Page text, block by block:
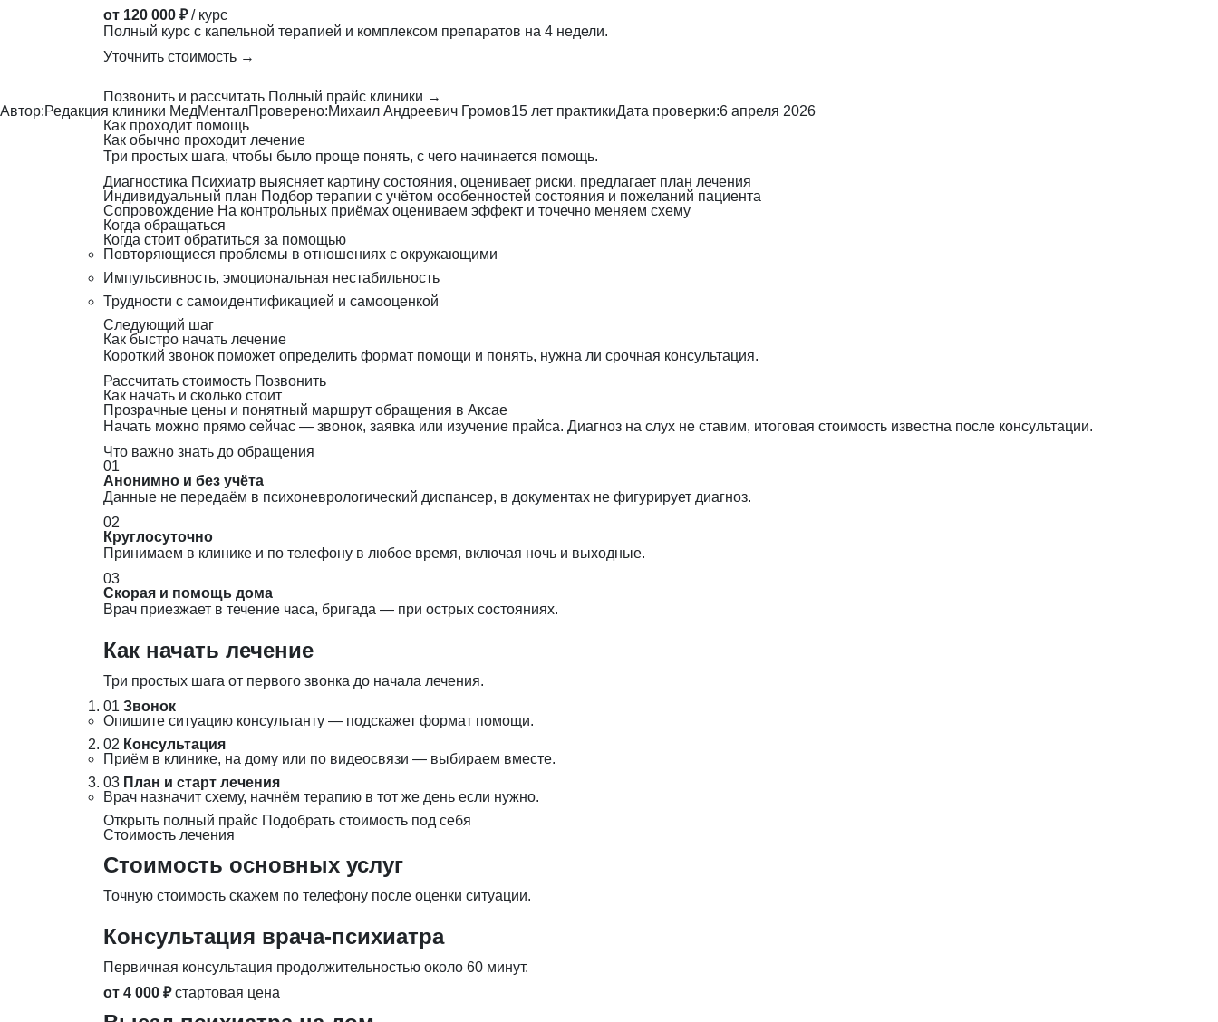
от 120 000 ₽ / курс
Полный курс с капельной терапией и комплексом препаратов на 4 недели.
Уточнить стоимость →
Позвонить и рассчитать Полный прайс клиники →
Автор:Редакция клиники МедМенталПроверено:Михаил Андреевич Громов15 лет практикиДата проверки:6 апреля 2026
Как проходит помощь
Как обычно проходит лечение
Три простых шага, чтобы было проще понять, с чего начинается помощь.
Диагностика Психиатр выясняет картину состояния, оценивает риски, предлагает план лечения
Индивидуальный план Подбор терапии с учётом особенностей состояния и пожеланий пациента
Сопровождение На контрольных приёмах оцениваем эффект и точечно меняем схему
Когда обращаться
Когда стоит обратиться за помощью
Повторяющиеся проблемы в отношениях с окружающими
Импульсивность, эмоциональная нестабильность
Трудности с самоидентификацией и самооценкой
Следующий шаг
Как быстро начать лечение
Короткий звонок поможет определить формат помощи и понять, нужна ли срочная консультация.
Рассчитать стоимость Позвонить
Как начать и сколько стоит
Прозрачные цены и понятный маршрут обращения в Аксае
Начать можно прямо сейчас — звонок, заявка или изучение прайса. Диагноз на слух не ставим, итоговая стоимость известна после консультации.
Что важно знать до обращения
01
Анонимно и без учёта
Данные не передаём в психоневрологический диспансер, в документах не фигурирует диагноз.
02
Круглосуточно
Принимаем в клинике и по телефону в любое время, включая ночь и выходные.
03
Скорая и помощь дома
Врач приезжает в течение часа, бригада — при острых состояниях.
Как начать лечение
Три простых шага от первого звонка до начала лечения.
01 Звонок
Опишите ситуацию консультанту — подскажет формат помощи.
02 Консультация
Приём в клинике, на дому или по видеосвязи — выбираем вместе.
03 План и старт лечения
Врач назначит схему, начнём терапию в тот же день если нужно.
Открыть полный прайс Подобрать стоимость под себя
Стоимость лечения
Стоимость основных услуг
Точную стоимость скажем по телефону после оценки ситуации.
Консультация врача-психиатра
Первичная консультация продолжительностью около 60 минут.
от 4 000 ₽ стартовая цена